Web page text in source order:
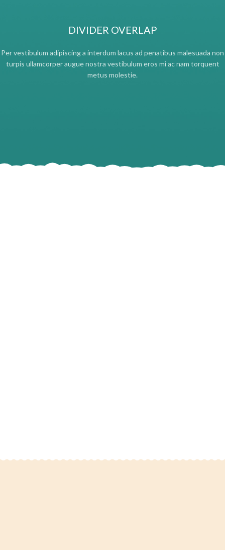
DIVIDER OVERLAP
Per vestibulum adipiscing a interdum lacus ad penatibus malesuada non
turpis ullamcorper augue nostra vestibulum eros mi ac nam torquent
metus molestie.